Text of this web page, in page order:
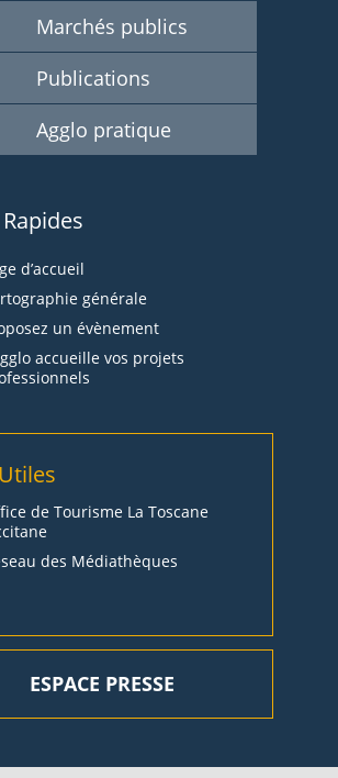
Marchés publics
Publications
Agglo pratique
d’accueil
générale
un évènement
accueille vos projets
de Tourisme La Toscane
des Médiathèques
ESPACE PRESSE